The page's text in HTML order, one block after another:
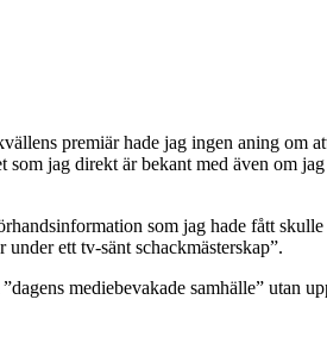
premiär hade jag ingen aning om
jag direkt är bekant med även om
som jag hade fått
ett tv-sänt schackmästerskap”.
mediebevakade samhälle” utan